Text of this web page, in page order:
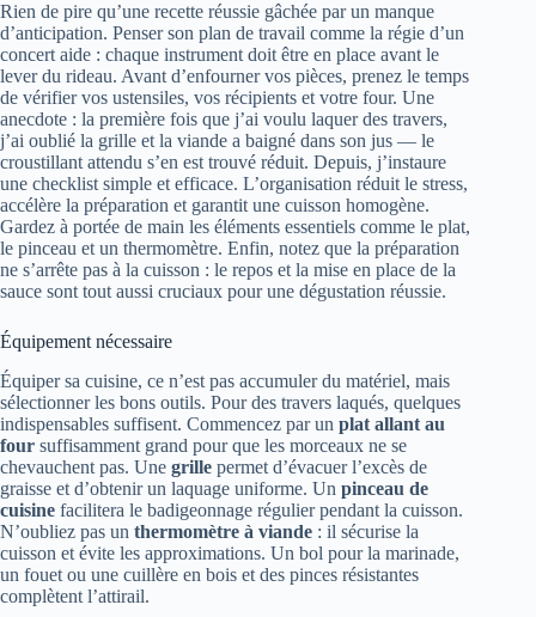
Rien de pire qu’une recette réussie gâchée par un manque
d’anticipation. Penser son plan de travail comme la régie d’un
concert aide : chaque instrument doit être en place avant le
lever du rideau. Avant d’enfourner vos pièces, prenez le temps
de vérifier vos ustensiles, vos récipients et votre four. Une
anecdote : la première fois que j’ai voulu laquer des travers,
j’ai oublié la grille et la viande a baigné dans son jus — le
croustillant attendu s’en est trouvé réduit. Depuis, j’instaure
une checklist simple et efficace. L’organisation réduit le stress,
accélère la préparation et garantit une cuisson homogène.
Gardez à portée de main les éléments essentiels comme le plat,
le pinceau et un thermomètre. Enfin, notez que la préparation
ne s’arrête pas à la cuisson : le repos et la mise en place de la
sauce sont tout aussi cruciaux pour une dégustation réussie.
Équipement nécessaire
Équiper sa cuisine, ce n’est pas accumuler du matériel, mais
sélectionner les bons outils. Pour des travers laqués, quelques
indispensables suffisent. Commencez par un plat allant au
four suffisamment grand pour que les morceaux ne se
chevauchent pas. Une grille permet d’évacuer l’excès de
graisse et d’obtenir un laquage uniforme. Un pinceau de
cuisine facilitera le badigeonnage régulier pendant la cuisson.
N’oubliez pas un thermomètre à viande : il sécurise la
cuisson et évite les approximations. Un bol pour la marinade,
un fouet ou une cuillère en bois et des pinces résistantes
complètent l’attirail.